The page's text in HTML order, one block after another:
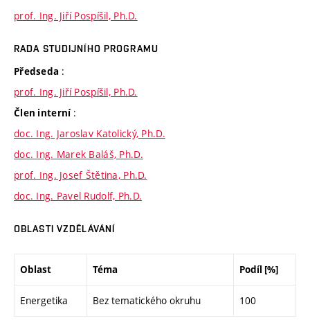
prof. Ing. Jiří Pospíšil, Ph.D.
RADA STUDIJNÍHO PROGRAMU
Předseda :
prof. Ing. Jiří Pospíšil, Ph.D.
Člen interní :
doc. Ing. Jaroslav Katolický, Ph.D.
doc. Ing. Marek Baláš, Ph.D.
prof. Ing. Josef Štětina, Ph.D.
doc. Ing. Pavel Rudolf, Ph.D.
OBLASTI VZDĚLÁVÁNÍ
Oblast Téma Podíl [%]
Energetika Bez tematického okruhu 100